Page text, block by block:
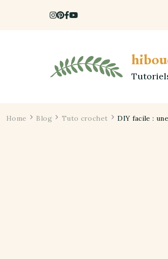
Home Blog Tuto crochet DIY facile :